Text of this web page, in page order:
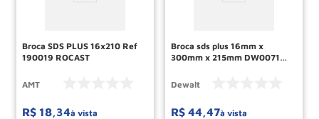
Broca SDS PLUS 16x210 Ref
190019 ROCAST
AMT
R$ 18,34à vista
Broca sds plus 16mm x
300mm x 215mm DW00719
Dewalt
R$ 44,47à vista